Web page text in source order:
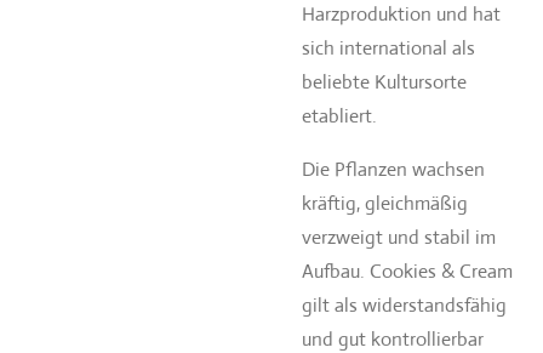
Harzproduktion und hat
sich international als
beliebte Kultursorte
etabliert.
Die Pflanzen wachsen
kräftig, gleichmäßig
verzweigt und stabil im
Aufbau. Cookies & Cream
gilt als widerstandsfähig
und gut kontrollierbar